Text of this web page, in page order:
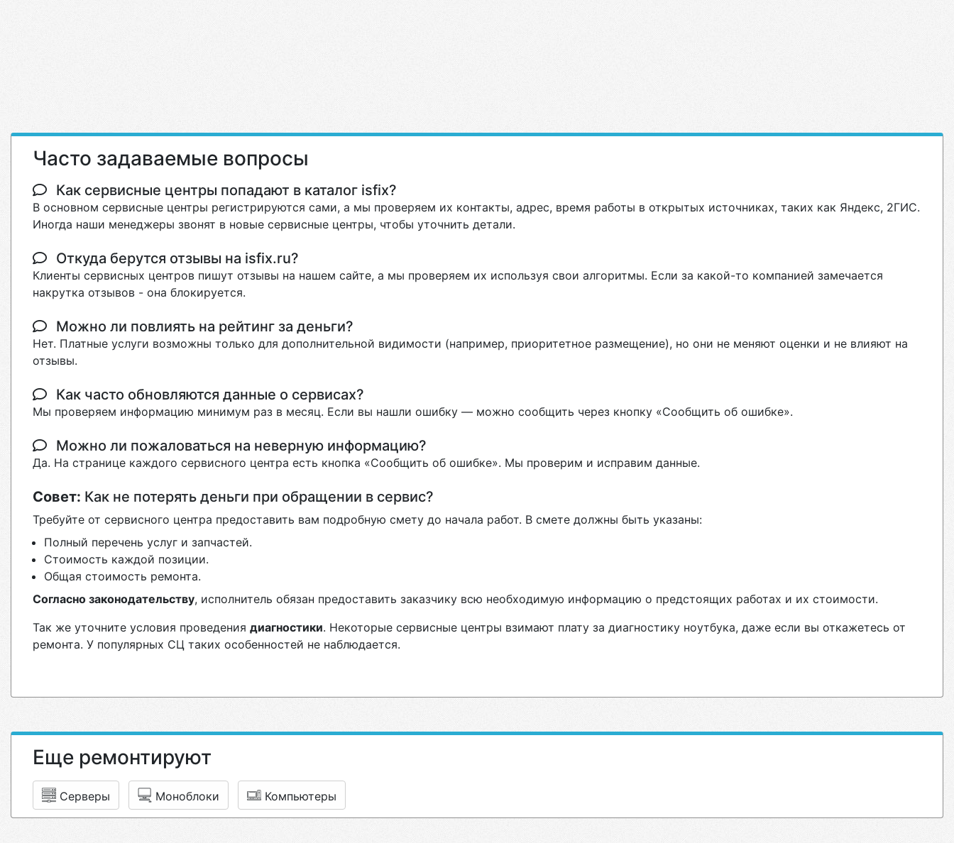
Часто задаваемые вопросы
Как сервисные центры попадают в каталог isfix?
В основном сервисные центры регистрируются сами, а мы проверяем их контакты, адрес, время работы в открытых источниках, таких как Яндекс, 2ГИС.
Иногда наши менеджеры звонят в новые сервисные центры, чтобы уточнить детали.
Откуда берутся отзывы на isfix.ru?
Клиенты сервисных центров пишут отзывы на нашем сайте, а мы проверяем их используя свои алгоритмы. Если за какой-то компанией замечается
накрутка отзывов - она блокируется.
Можно ли повлиять на рейтинг за деньги?
Нет. Платные услуги возможны только для дополнительной видимости (например, приоритетное размещение), но они не меняют оценки и не влияют на
отзывы.
Как часто обновляются данные о сервисах?
Мы проверяем информацию минимум раз в месяц. Если вы нашли ошибку — можно сообщить через кнопку «Сообщить об ошибке».
Можно ли пожаловаться на неверную информацию?
Да. На странице каждого сервисного центра есть кнопка «Сообщить об ошибке». Мы проверим и исправим данные.
Совет: Как не потерять деньги при обращении в сервис?
Требуйте от сервисного центра предоставить вам подробную смету до начала работ. В смете должны быть указаны:
Полный перечень услуг и запчастей.
Стоимость каждой позиции.
Общая стоимость ремонта.
Согласно законодательству, исполнитель обязан предоставить заказчику всю необходимую информацию о предстоящих работах и их стоимости.
Так же уточните условия проведения диагностики. Некоторые сервисные центры взимают плату за диагностику ноутбука, даже если вы откажетесь от
ремонта. У популярных СЦ таких особенностей не наблюдается.
Еще ремонтируют
Серверы Моноблоки Компьютеры